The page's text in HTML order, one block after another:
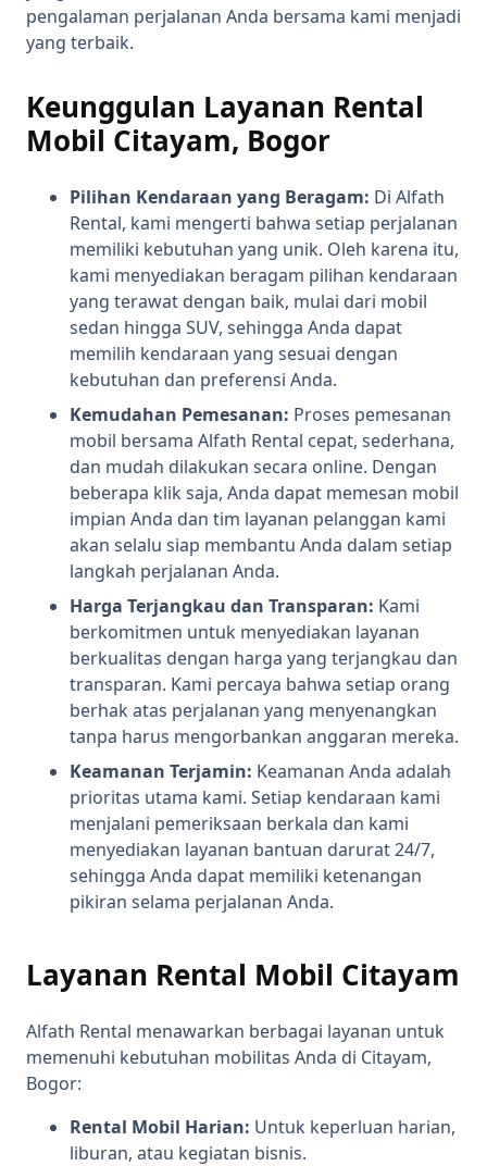
pengalaman perjalanan Anda bersama kami menjadi
yang terbaik.
Keunggulan Layanan Rental
Mobil Citayam, Bogor
Pilihan Kendaraan yang Beragam: Di Alfath
Rental, kami mengerti bahwa setiap perjalanan
memiliki kebutuhan yang unik. Oleh karena itu,
kami menyediakan beragam pilihan kendaraan
yang terawat dengan baik, mulai dari mobil
sedan hingga SUV, sehingga Anda dapat
memilih kendaraan yang sesuai dengan
kebutuhan dan preferensi Anda.
Kemudahan Pemesanan: Proses pemesanan
mobil bersama Alfath Rental cepat, sederhana,
dan mudah dilakukan secara online. Dengan
beberapa klik saja, Anda dapat memesan mobil
impian Anda dan tim layanan pelanggan kami
akan selalu siap membantu Anda dalam setiap
langkah perjalanan Anda.
Harga Terjangkau dan Transparan: Kami
berkomitmen untuk menyediakan layanan
berkualitas dengan harga yang terjangkau dan
transparan. Kami percaya bahwa setiap orang
berhak atas perjalanan yang menyenangkan
tanpa harus mengorbankan anggaran mereka.
Keamanan Terjamin: Keamanan Anda adalah
prioritas utama kami. Setiap kendaraan kami
menjalani pemeriksaan berkala dan kami
menyediakan layanan bantuan darurat 24/7,
sehingga Anda dapat memiliki ketenangan
pikiran selama perjalanan Anda.
Layanan Rental Mobil Citayam
Alfath Rental menawarkan berbagai layanan untuk
memenuhi kebutuhan mobilitas Anda di Citayam,
Bogor:
Rental Mobil Harian: Untuk keperluan harian,
liburan, atau kegiatan bisnis.